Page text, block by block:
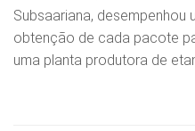
Subsaariana, desempenhou
obtenção de cada pacote
uma planta produtora de